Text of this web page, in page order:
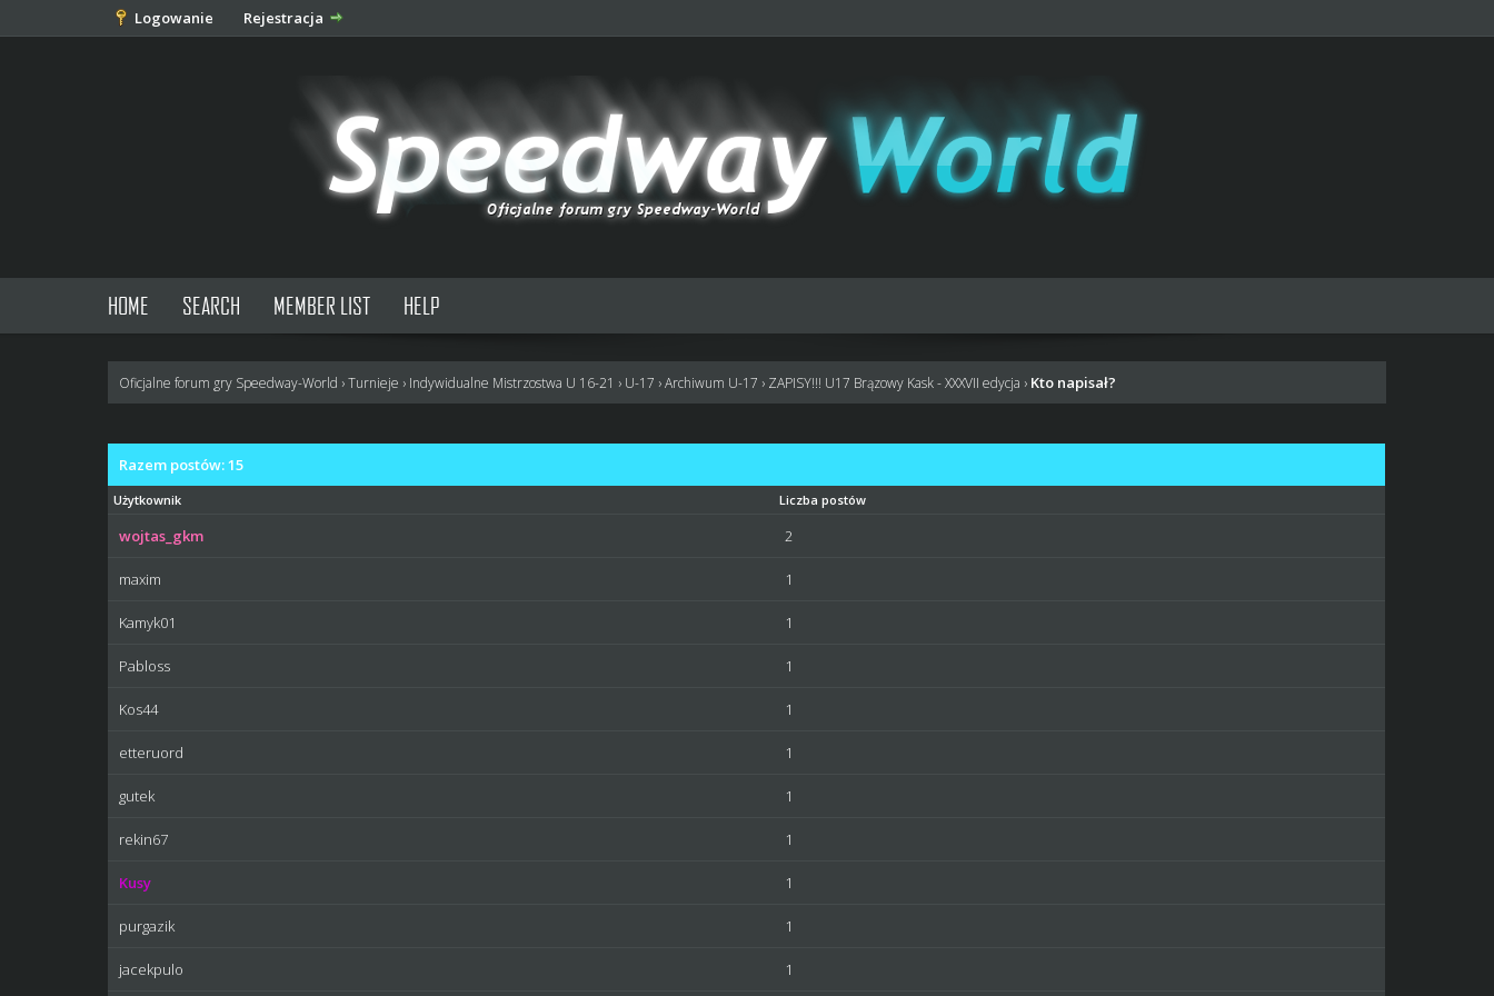
Logowanie Rejestracja
HOME SEARCH MEMBER LIST HELP
Oficjalne forum gry Speedway-World ›Turnieje › Indywidualne Mistrzostwa U 16-21 › U-17 ›Archiwum U-17 › ZAPISY!!! U17 Brązowy Kask - XXXVII edycja › Kto napisał?
Razem postów: 15
Użytkownik Liczba postów
wojtas_gkm 2
maxim 1
Kamyk01 1
Pabloss 1
Kos44 1
etteruord 1
gutek 1
rekin67 1
Kusy 1
purgazik 1
jacekpulo 1